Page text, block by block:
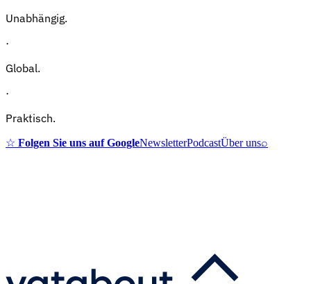
Unabhängig.
·
Global.
·
Praktisch.
☆ Folgen Sie uns auf GoogleNewsletterPodcastÜber uns⌕